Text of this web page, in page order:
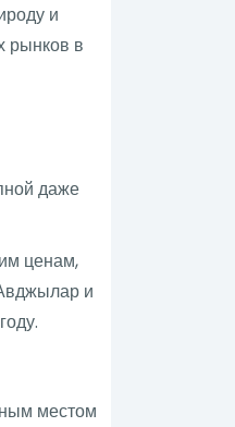
и
рынков в
даже
ценам,
и
местом